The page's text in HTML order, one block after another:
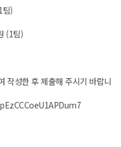
팀)
(1팀)
작성한 후 제출해 주시기 바랍니